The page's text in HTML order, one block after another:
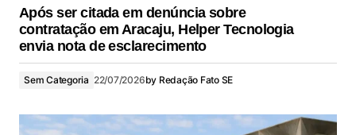
Após ser citada em denúncia sobre
contratação em Aracaju, Helper Tecnologia
envia nota de esclarecimento
Sem Categoria 22/07/2026by Redação Fato SE